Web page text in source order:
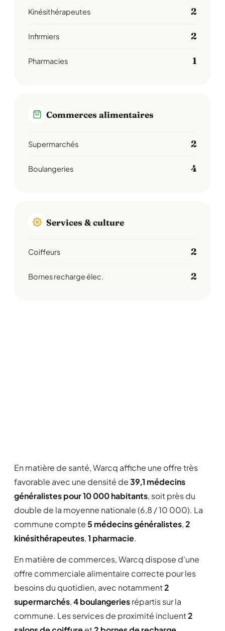
Kinésithérapeutes 2
Infirmiers 2
Pharmacies 1
Commerces alimentaires
Supermarchés 2
Boulangeries 4
Services & culture
Coiffeurs 2
Bornes recharge élec. 2
En matière de santé, Warcq affiche une offre très
favorable avec une densité de39,1 médecins
généralistes pour 10 000 habitants, soit près du
double de la moyenne nationale (6,8 / 10 000). La
commune compte5 médecins généralistes,2
kinésithérapeutes,1 pharmacie.
En matière de commerces, Warcq dispose d'une
offre commerciale alimentaire correcte pour les
besoins du quotidien, avec notamment2
supermarchés,4 boulangeriesrépartis sur la
commune. Les services de proximité incluent2